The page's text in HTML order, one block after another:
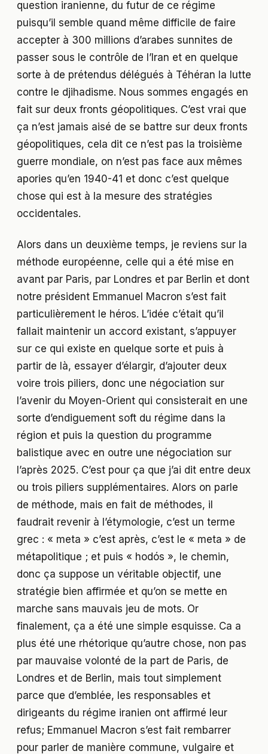
question iranienne, du futur de ce régime
puisqu’il semble quand même difficile de faire
accepter à 300 millions d’arabes sunnites de
passer sous le contrôle de l’Iran et en quelque
sorte à de prétendus délégués à Téhéran la lutte
contre le djihadisme. Nous sommes engagés en
fait sur deux fronts géopolitiques. C’est vrai que
ça n’est jamais aisé de se battre sur deux fronts
géopolitiques, cela dit ce n’est pas la troisième
guerre mondiale, on n’est pas face aux mêmes
apories qu’en 1940-41 et donc c’est quelque
chose qui est à la mesure des stratégies
occidentales.
Alors dans un deuxième temps, je reviens sur la
méthode européenne, celle qui a été mise en
avant par Paris, par Londres et par Berlin et dont
notre président Emmanuel Macron s’est fait
particulièrement le héros. L’idée c’était qu’il
fallait maintenir un accord existant, s’appuyer
sur ce qui existe en quelque sorte et puis à
partir de là, essayer d’élargir, d’ajouter deux
voire trois piliers, donc une négociation sur
l’avenir du Moyen-Orient qui consisterait en une
sorte d’endiguement soft du régime dans la
région et puis la question du programme
balistique avec en outre une négociation sur
l’après 2025. C’est pour ça que j’ai dit entre deux
ou trois piliers supplémentaires. Alors on parle
de méthode, mais en fait de méthodes, il
faudrait revenir à l’étymologie, c’est un terme
grec : « meta » c’est après, c’est le « meta » de
métapolitique ; et puis « hodós », le chemin,
donc ça suppose un véritable objectif, une
stratégie bien affirmée et qu’on se mette en
marche sans mauvais jeu de mots. Or
finalement, ça a été une simple esquisse. Ca a
plus été une rhétorique qu’autre chose, non pas
par mauvaise volonté de la part de Paris, de
Londres et de Berlin, mais tout simplement
parce que d’emblée, les responsables et
dirigeants du régime iranien ont affirmé leur
refus; Emmanuel Macron s’est fait rembarrer
pour parler de manière commune, vulgaire et